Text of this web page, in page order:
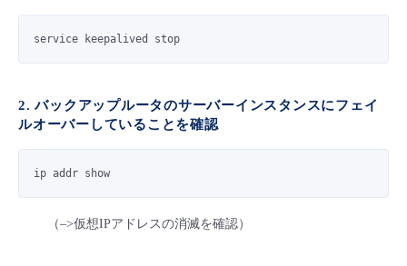
service keepalived stop
2. バックアップルータのサーバーインスタンスにフェイ
ルオーバーしていることを確認
ip addr show
（–>仮想IPアドレスの消滅を確認）